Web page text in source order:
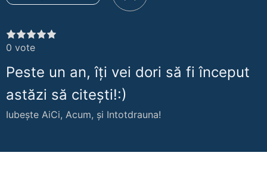
0 vote
Peste un an, îți vei dori să fi început
astăzi să citești!:)
Iubește AiCi, Acum, și Intotdrauna!